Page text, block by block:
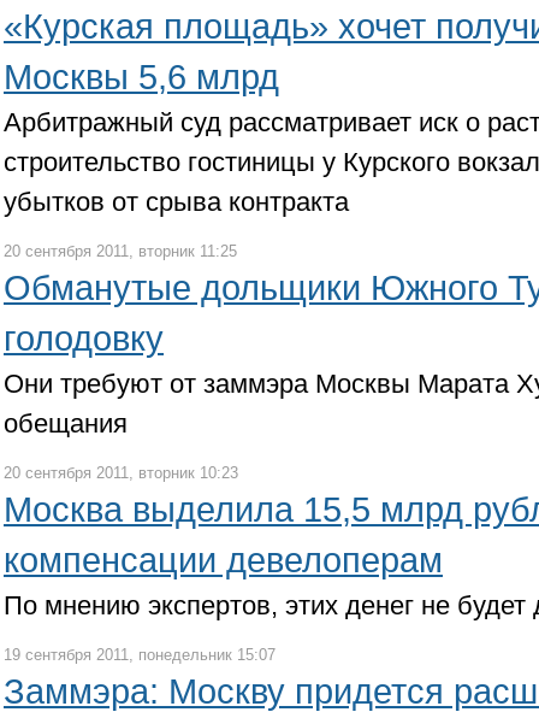
«Курская площадь» хочет
Москвы 5,6 млрд
Арбитражный суд рассматривает иск о
строительство гостиницы у Курского
убытков от срыва контракта
20 сентября 2011, вторник 11:25
Обманутые дольщики Южного
голодовку
Они требуют от заммэра Москвы Марата
обещания
20 сентября 2011, вторник 10:23
Москва выделила 15,5 млрд
компенсации девелоперам
По мнению экспертов, этих денег не будет
19 сентября 2011, понедельник 15:07
Заммэра: Москву придется